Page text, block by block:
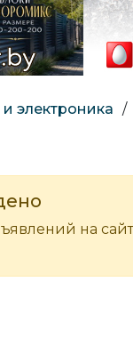
электроника /
на